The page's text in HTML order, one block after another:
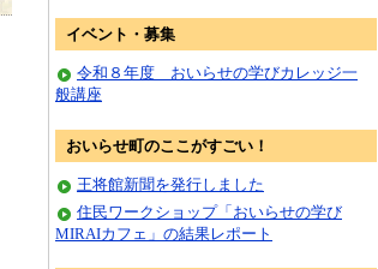
イベント・募集
令和８年度 おいらせの学びカレッジ一
般講座
おいらせ町のここがすごい！
王将館新聞を発行しました
住民ワークショップ「おいらせの学び
MIRAIカフェ」の結果レポート